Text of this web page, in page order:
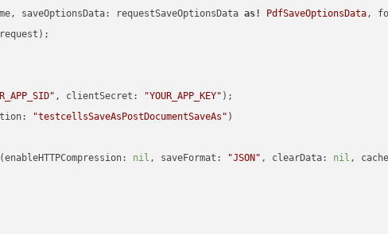
saveOptionsData: requestSaveOptionsData as! PdfSaveOptionsData
, clientSecret: "YOUR_APP_KEY"
"testcellsSaveAsPostDocumentSaveAs"
(enableHTTPCompression: nil , saveFormat: "JSON" , clearData: nil ,